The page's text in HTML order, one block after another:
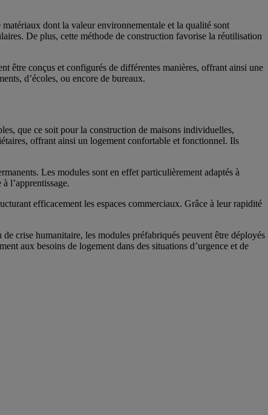
dont la valeur environnementale et la qualité sont
De plus, cette méthode de construction favorise la réutilisation
être conçus et configurés de différentes manières, offrant ainsi une
d’écoles, ou encore de bureaux.
que ce soit pour la construction de maisons individuelles,
offrant ainsi un logement confortable et fonctionnel. Ils
Les modules sont en effet particulièrement adaptés à
l’apprentissage.
efficacement les espaces commerciaux. Grâce à leur rapidité
crise humanitaire, les modules préfabriqués peuvent être déployés
aux besoins de logement dans des situations d’urgence et de